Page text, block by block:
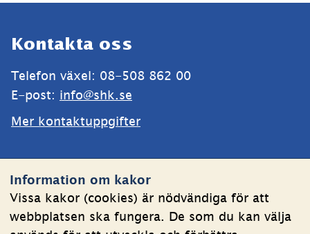
Information om kakor
Vissa kakor (cookies) är nödvändiga för att
webbplatsen ska fungera. De som du kan välja
Kontakta oss
Telefon växel: 08-508 862 00
E-post: info@shk.se
Mer kontaktuppgifter
Om kakor
Behandling av personuppgifter